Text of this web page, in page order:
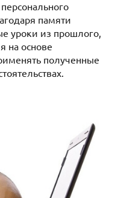
памяти
уроки из прошлого,
на основе
полученные